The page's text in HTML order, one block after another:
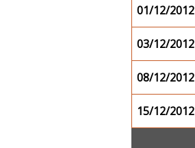
01/12/2012
03/12/2012
08/12/2012
15/12/2012